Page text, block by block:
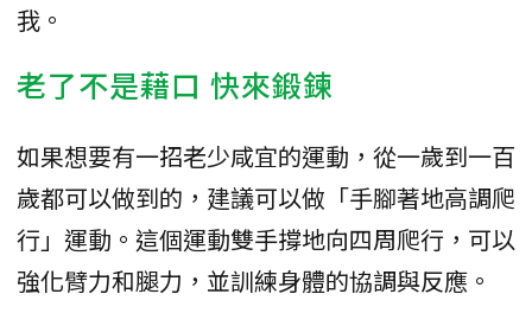
我。
老了不是藉口 快來鍛鍊
如果想要有一招老少咸宜的運動，從一歲到一百
歲都可以做到的，建議可以做「手腳著地高調爬
行」運動。這個運動雙手撐地向四周爬行，可以
強化臂力和腿力，並訓練身體的協調與反應。